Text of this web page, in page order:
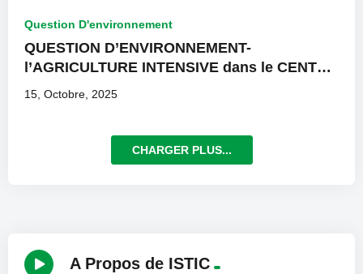
Question D'environnement
QUESTION D’ENVIRONNEMENT-
l’AGRICULTURE INTENSIVE dans le CENTRE
EST
15, Octobre, 2025
CHARGER PLUS...
A Propos de ISTIC